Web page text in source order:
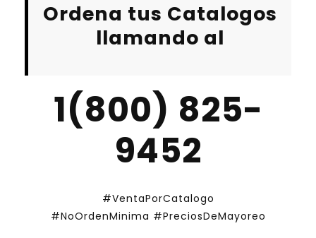
Ordena tus Catalogos
llamando al
1(800) 825-
9452
#VentaPorCatalogo
#NoOrdenMinima #PreciosDeMayoreo